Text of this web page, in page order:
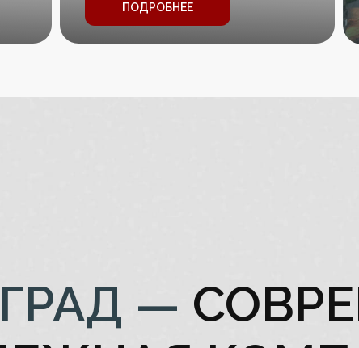
ПОДРОБНЕЕ
—